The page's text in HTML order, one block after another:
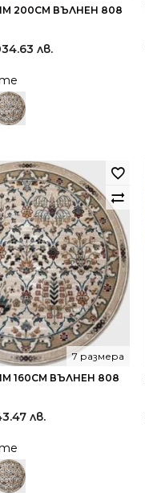
200СМ ВЪЛНЕН 808
лв.
160СМ ВЪЛНЕН 808
7 размера
лв.